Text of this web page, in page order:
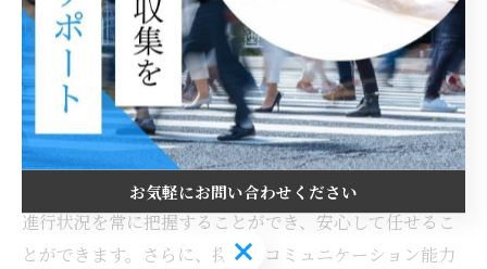
下し、迅速かつ正確な証拠収集を行います。例えば、調
査対象者の行動を追跡する際には、無駄のないルート選
定や、適切なタイミングでの証拠撮影が求められます。
また、優れた探偵は依頼者との信頼関係を築くために、
透明性のある報告書や、定期的な進捗報告を欠かさず行
います。このような探偵を選ぶことで、依頼者は調査の
進行状況を常に把握することができ、安心して任せるこ
とができます。さらに、探偵のコミュニケーション能力
お気軽にお問い合わせください
お気軽にお問い合わせください